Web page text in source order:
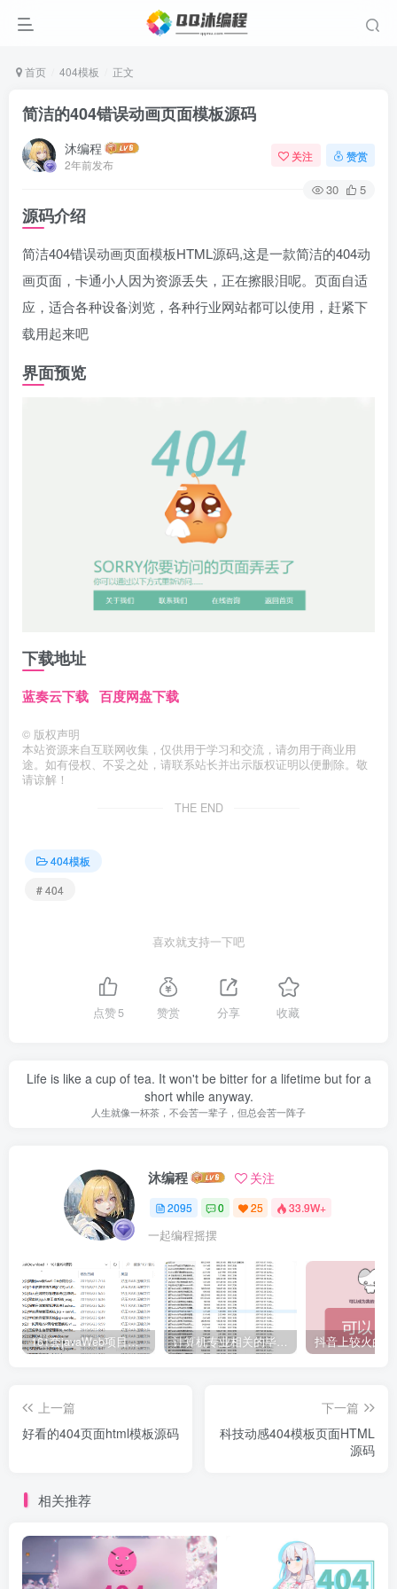
首页 404模板 正文
简洁的404错误动画页面模板源码
沐编程
2年前发布
关注 赞赏
30 5
源码介绍
简洁404错误动画页面模板HTML源码,这是一款简洁的404动
画页面，卡通小人因为资源丢失，正在擦眼泪呢。页面自适
应，适合各种设备浏览，各种行业网站都可以使用，赶紧下
载用起来吧
界面预览
下载地址
蓝奏云下载 百度网盘下载
© 版权声明
本站资源来自互联网收集，仅供用于学习和交流，请勿用于商业用
途。如有侵权、不妥之处，请联系站长并出示版权证明以便删除。敬
请谅解！
THE END
404模板
# 404
喜欢就支持一下吧
点赞5 赞赏 分享 收藏
Life is like a cup of tea. It won't be bitter for a lifetime but for a
short while anyway.
人生就像一杯茶，不会苦一辈子，但总会苦一阵子
沐编程 关注
2095 0 25 33.9W+
一起编程摇摆
161套javaWeb项目源码免费分享 计算机专业相关的毕业设计论文合集免费下载
上一篇
好看的404页面html模板源码
下一篇
科技动感404模板页面HTML
源码
相关推荐